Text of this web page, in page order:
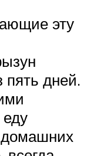
эту
пять дней.
домашних